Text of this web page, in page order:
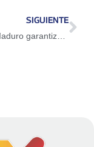
SIGUIENTE
Presidente Maduro garantiza el respeto a las leyes y el derecho a la paz del país